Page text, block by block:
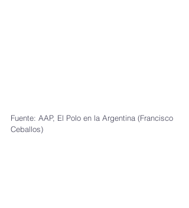
Fuente: AAP, El Polo en la Argentina (Francisco
Ceballos)